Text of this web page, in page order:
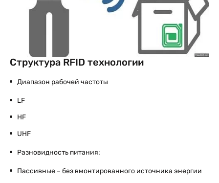
Структура RFID технологии
Диапазон рабочей частоты
LF
HF
UHF
Разновидность питания:
Пассивные – без вмонтированного источника энергии